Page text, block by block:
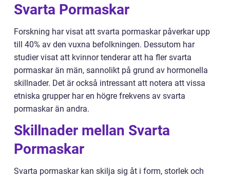
Svarta Pormaskar
Forskning har visat att svarta pormaskar påverkar upp
till 40% av den vuxna befolkningen. Dessutom har
studier visat att kvinnor tenderar att ha fler svarta
pormaskar än män, sannolikt på grund av hormonella
skillnader. Det är också intressant att notera att vissa
etniska grupper har en högre frekvens av svarta
pormaskar än andra.
Skillnader mellan Svarta
Pormaskar
Svarta pormaskar kan skilja sig åt i form, storlek och